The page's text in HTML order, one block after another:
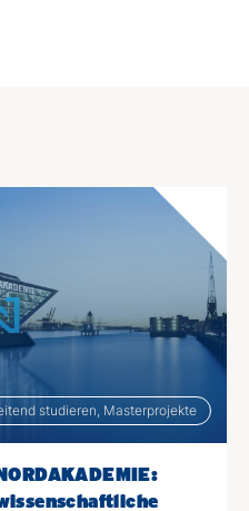
studieren, Masterprojekte